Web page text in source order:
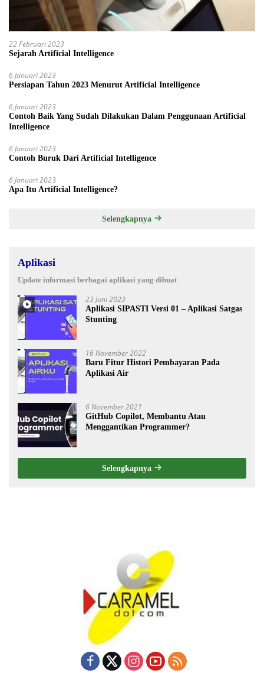
22 Februari 2023
Sejarah Artificial Intelligence
6 Januari 2023
Persiapan Tahun 2023 Menurut Artificial Intelligence
6 Januari 2023
Contoh Baik Yang Sudah Dilakukan Dalam Penggunaan Artificial
Intelligence
6 Januari 2023
Contoh Buruk Dari Artificial Intelligence
6 Januari 2023
Apa Itu Artificial Intelligence?
Selengkapnya
Aplikasi
Update informasi berbagai aplikasi yang dibuat
23 Juni 2023
Aplikasi SIPASTI Versi 01 – Aplikasi Satgas
Stunting
16 November 2022
Baru Fitur Histori Pembayaran Pada
Aplikasi Air
6 November 2021
GitHub Copilot, Membantu Atau
Menggantikan Programmer?
Selengkapnya